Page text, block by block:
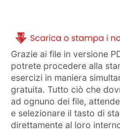
Grazie ai file in versione
potrete procedere alla
esercizi in maniera
gratuita. Tutto ciò che
ad ognuno dei file,
e selezionare il tasto di
direttamente al loro